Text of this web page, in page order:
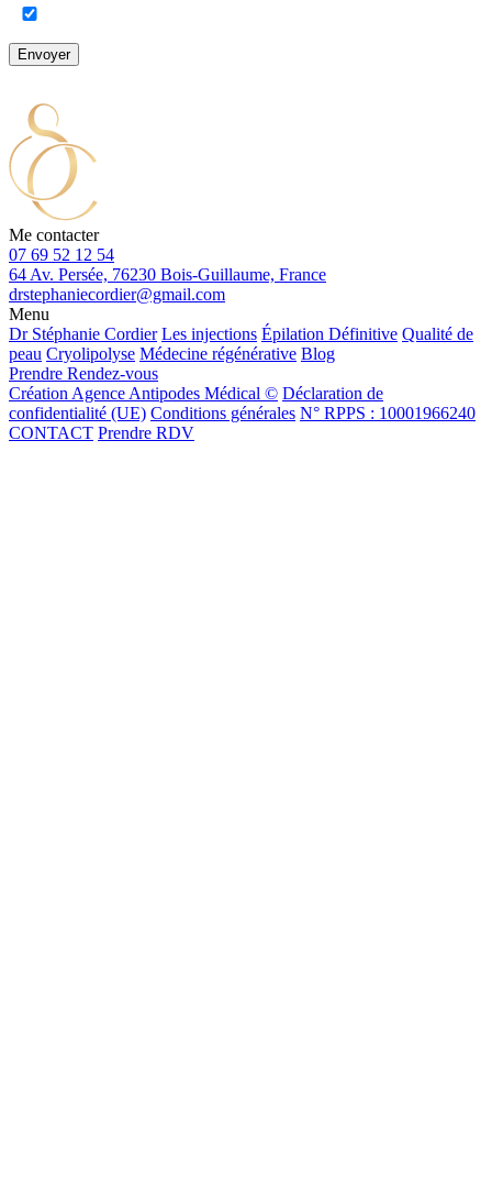
Envoyer
Me contacter
07 69 52 12 54
64 Av. Persée, 76230 Bois-Guillaume, France
drstephaniecordier@gmail.com
Menu
Dr Stéphanie Cordier Les injections Épilation Définitive Qualité de
peau Cryolipolyse Médecine régénérative Blog
Prendre Rendez-vous
Création Agence Antipodes Médical © Déclaration de
confidentialité (UE) Conditions générales N° RPPS : 10001966240
CONTACT Prendre RDV